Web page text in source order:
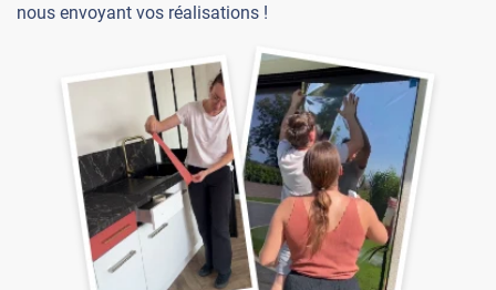
nous envoyant vos réalisations !